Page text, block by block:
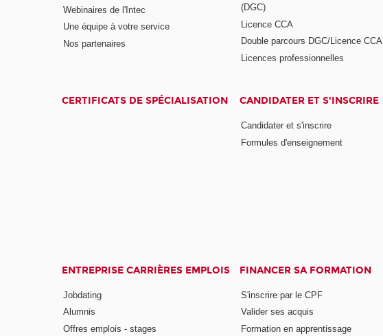
Webinaires de l'Intec
Une équipe à votre service
Nos partenaires
(DGC)
Licence CCA
Double parcours DGC/Licence CCA
Licences professionnelles
CERTIFICATS DE SPÉCIALISATION CANDIDATER ET S'INSCRIRE
Candidater et s'inscrire
Formules d'enseignement
ENTREPRISE CARRIÈRES EMPLOIS
Jobdating
Alumnis
Offres emplois - stages
FINANCER SA FORMATION
S'inscrire par le CPF
Valider ses acquis
Formation en apprentissage